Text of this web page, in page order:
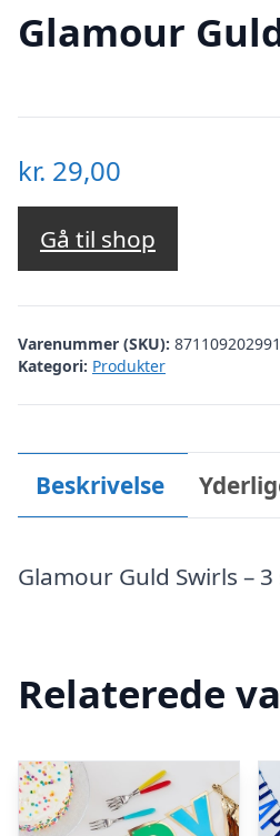
Glamour
kr. 29,00
Gå til shop
Varenummer (SKU):
Kategori: Produkter
Beskrivelse
Glamour Guld Swirls –
Relaterede